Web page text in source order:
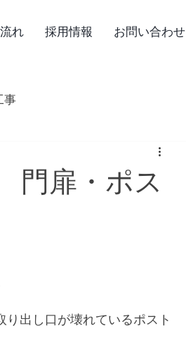
れ 採用情報 お問い合わせ
事
扉・ポス
出し口が壊れているポスト